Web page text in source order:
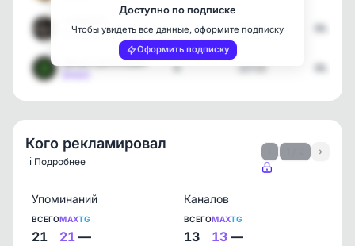
[max]
7 4807
Децентрализация
6 22715
Доступно по подписке
Чтобы увидеть все данные, оформите подписку
Оформить подписку
Кого рекламировал
ℹ️ Подробнее
›
Упоминаний
ВСЕГО
21
MAX
21
TG
—
Каналов
ВСЕГО
13
MAX
13
TG
—